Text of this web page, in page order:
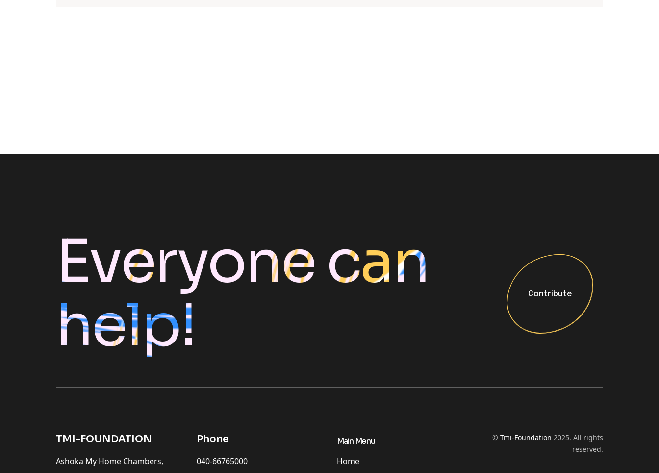
Everyone can
help!
Contribute
Contribute
TMI-FOUNDATION
Ashoka My Home Chambers,
Phone
040-66765000
Main Menu
Home
© Tmi-Foundation 2025. All rights
reserved.